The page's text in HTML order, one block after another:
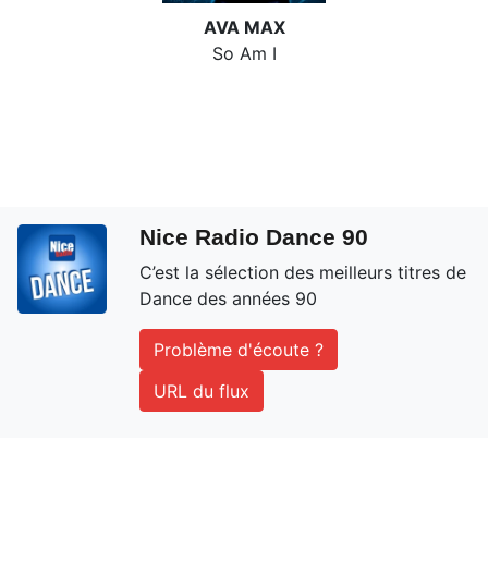
AVA MAX
So Am I
Nice Radio Dance 90
C’est la sélection des meilleurs titres de
Dance des années 90
Problème d'écoute ?
URL du flux